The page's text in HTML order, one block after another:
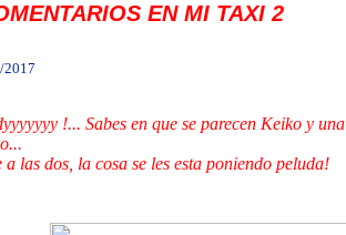
EN MI TAXI 2
2017
!... Sabes en que se parecen Keiko y
a las dos, la cosa se les esta poniendo peluda!